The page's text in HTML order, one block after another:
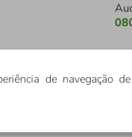
de navegação de